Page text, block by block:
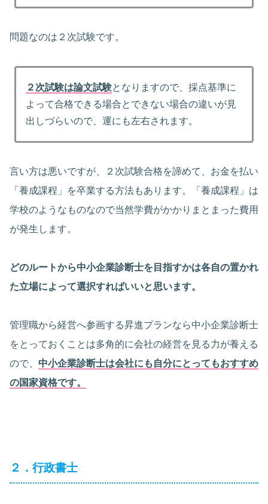
問題なのは２次試験です。
２次試験は論文試験となりますので、採点基準に
よって合格できる場合とできない場合の違いが見
出しづらいので、運にも左右されます。
言い方は悪いですが、２次試験合格を諦めて、お金を払い
「養成課程」を卒業する方法もあります。「養成課程」は
学校のようなものなので当然学費がかかりまとまった費用
が発生します。
どのルートから中小企業診断士を目指すかは各自の置かれ
た立場によって選択すればいいと思います。
管理職から経営へ参画する昇進プランなら中小企業診断士
をとっておくことは多角的に会社の経営を見る力が養える
ので、 中小企業診断士は会社にも自分にとってもおすすめ
の国家資格です。
２．行政書士